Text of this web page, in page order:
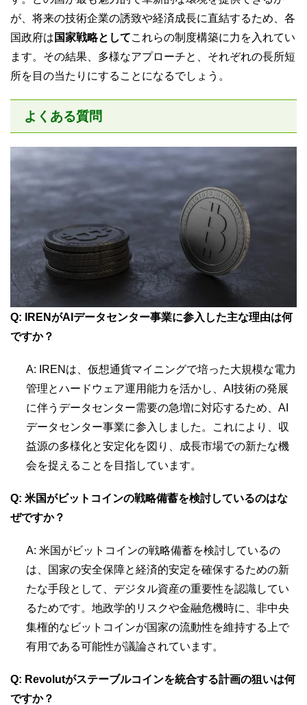
が、将来の技術企業の誘致や経済成長に直結するため、各
国政府は 国家戦略としてこれらの制度構築に力を入れてい
ます。その結果、多様なアプローチと、それぞれの長所短
所を目の当たりにすることになるでしょう。
よくある質問
Q: IRENがAIデータセンター事業に参入した主な理由は何
ですか？
A: IRENは、仮想通貨マイニングで培った大規模な電力
管理とハードウェア運用能力を活かし、AI技術の発展
に伴うデータセンター需要の急増に対応するため、AI
データセンター事業に参入しました。これにより、収
益源の多様化と安定化を図り、成長市場での新たな機
会を捉えることを目指しています。
Q: 米国がビットコインの戦略備蓄を検討しているのはな
ぜですか？
A: 米国がビットコインの戦略備蓄を検討しているの
は、国家の安全保障と経済的安定を確保するための新
たな手段として、デジタル資産の重要性を認識してい
るためです。地政学的リスクや金融危機時に、非中央
集権的なビットコインが国家の流動性を維持する上で
有用である可能性が議論されています。
Q: Revolutがステーブルコインを統合する計画の狙いは何
ですか？